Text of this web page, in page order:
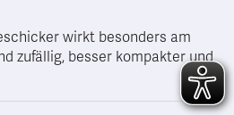
wirkt besonders am
zufällig, besser kompakter und